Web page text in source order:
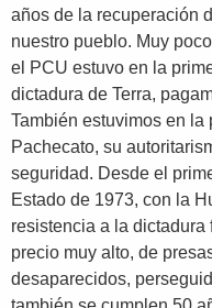
años de la recuperación
nuestro pueblo. Muy
el PCU estuvo en la
dictadura de Terra,
También estuvimos en la
Pachecato, su
seguridad. Desde el
Estado de 1973, con la
resistencia a la dictadura
precio muy alto, de
desaparecidos,